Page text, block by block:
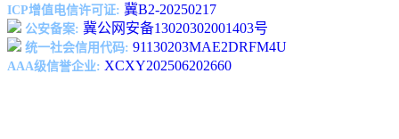
ICP增值电信许可证: 冀B2-20250217
公安备案: 冀公网安备13020302001403号
统一社会信用代码: 91130203MAE2DRFM4U
AAA级信誉企业: XCXY202506202660